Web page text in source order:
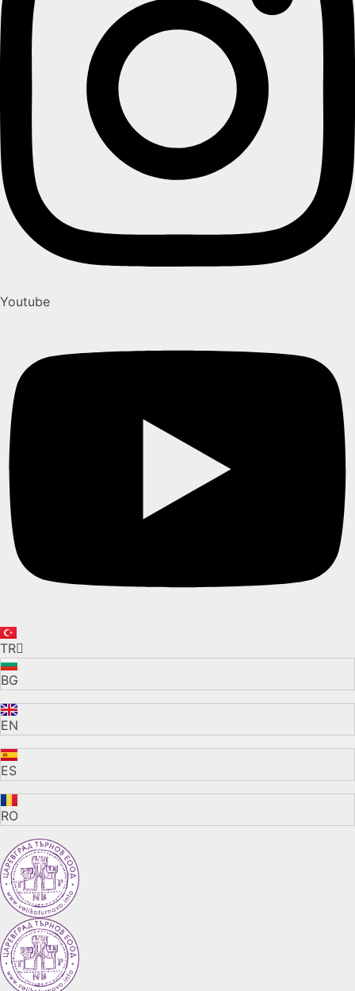
Youtube
TR
BG
EN
ES
RO